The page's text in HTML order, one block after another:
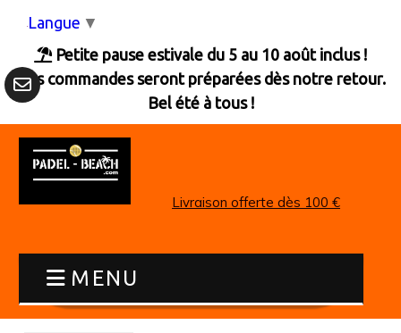
 Petite pause estivale du 5 au 10 août inclus !
Les commandes seront préparées dès notre retour.
Bel été à tous !
Livraison offerte dès 100 €
MENU
Langue ▼